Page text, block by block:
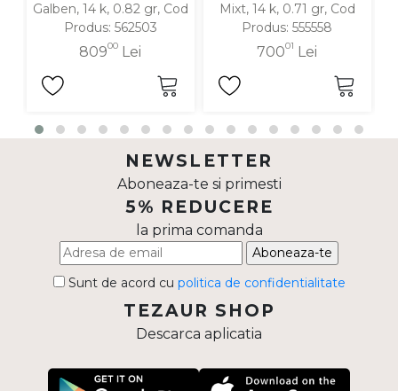
Galben, 14 k, 0.82 gr, Cod
Produs: 562503
80900 Lei
Mixt, 14 k, 0.71 gr, Cod
Produs: 555558
70001 Lei
NEWSLETTER
Aboneaza-te si primesti
5% REDUCERE
la prima comanda
Aboneaza-te
Sunt de acord cu politica de confidentialitate
TEZAUR SHOP
Descarca aplicatia